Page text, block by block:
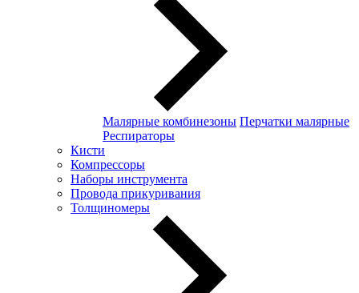
Малярные комбинезоны Перчатки малярные
Респираторы
Кисти
Компрессоры
Наборы инструмента
Провода прикуривания
Толщиномеры